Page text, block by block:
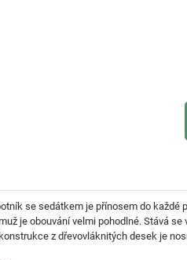
se sedátkem je přínosem do každé
je obouvání velmi pohodlné. Stává
z dřevovláknitých desek je